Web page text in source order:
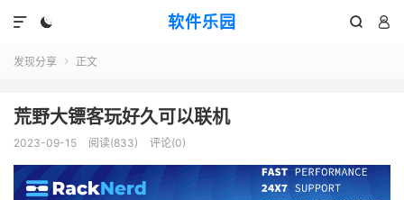
软件乐园 
 

发现分享  正文
荒野大镖客玩好久可以联机
2023-09-15 阅读(833) 评论(0)